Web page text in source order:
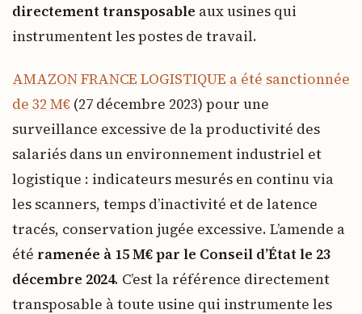
directement transposable aux usines qui
instrumentent les postes de travail.
AMAZON FRANCE LOGISTIQUE a été sanctionnée
de 32 M€ (27 décembre 2023) pour une
surveillance excessive de la productivité des
salariés dans un environnement industriel et
logistique : indicateurs mesurés en continu via
les scanners, temps d’inactivité et de latence
tracés, conservation jugée excessive. L’amende a
été ramenée à 15 M€ par le Conseil d’État le 23
décembre 2024. C’est la référence directement
transposable à toute usine qui instrumente les